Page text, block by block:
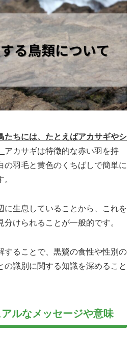
たちには、たとえばアカサギやシ
アカサギは特徴的な赤い羽を持
の羽毛と黄色のくちばしで簡単に
に生息していることから、これを
けられることが一般的です。
することで、黒鷺の食性や性別の
の識別に関する知識を深めること
ルなメッセージや意味